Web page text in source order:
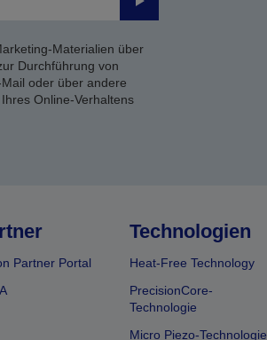
Senden
Materialien über
Durchführung von
oder über andere
Online-Verhaltens
Partner Portal
Technologien
Heat-Free Technology
PrecisionCore-
Technologie
Micro Piezo-Technologie